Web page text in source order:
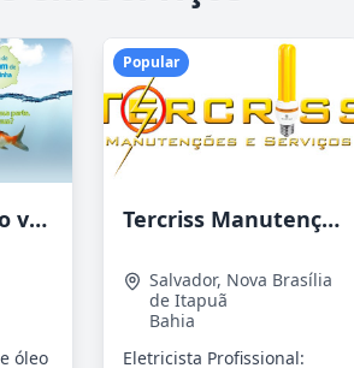
Reciclagem oleo vegetal
óleo
Popular
Tercriss Manutenções e Serviços
Salvador, Nova Brasília
de Itapuã
Bahia
Eletricista Profissional: